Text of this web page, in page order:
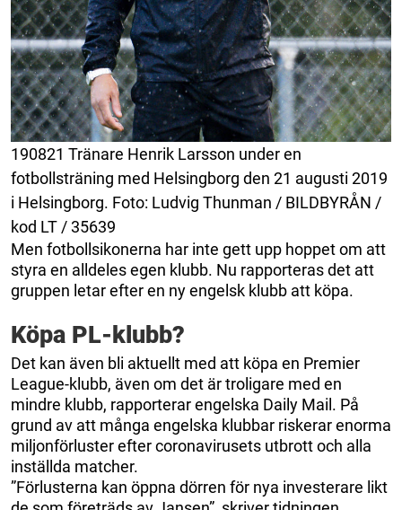
190821 Tränare Henrik Larsson under en
fotbollsträning med Helsingborg den 21 augusti 2019
i Helsingborg. Foto: Ludvig Thunman / BILDBYRÅN /
kod LT / 35639
Men fotbollsikonerna har inte gett upp hoppet om att
styra en alldeles egen klubb. Nu rapporteras det att
gruppen letar efter en ny engelsk klubb att köpa.
Köpa PL-klubb?
Det kan även bli aktuellt med att köpa en Premier
League-klubb, även om det är troligare med en
mindre klubb, rapporterar engelska Daily Mail. På
grund av att många engelska klubbar riskerar enorma
miljonförluster efter coronavirusets utbrott och alla
inställda matcher.
”Förlusterna kan öppna dörren för nya investerare likt